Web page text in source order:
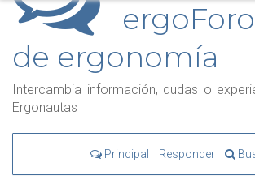
de ergonomía
Intercambia información, dudas o
Ergonautas
Principal Responder